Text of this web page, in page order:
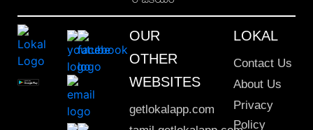
OUR
OTHER
WEBSITES
getlokalapp.com
LOKAL
Contact Us
About Us
Privacy
Policy